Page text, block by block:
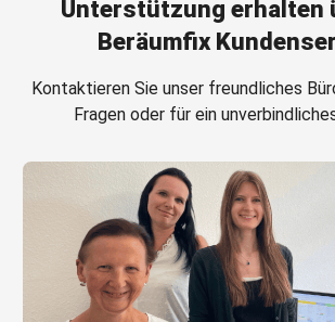
Unterstützung erhalten
Beräumfix
Kontaktieren Sie unser freundliches
Fragen oder für ein